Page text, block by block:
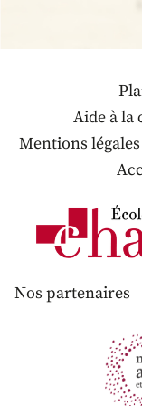
Aide à la
Mentions légales
Nos partenaires